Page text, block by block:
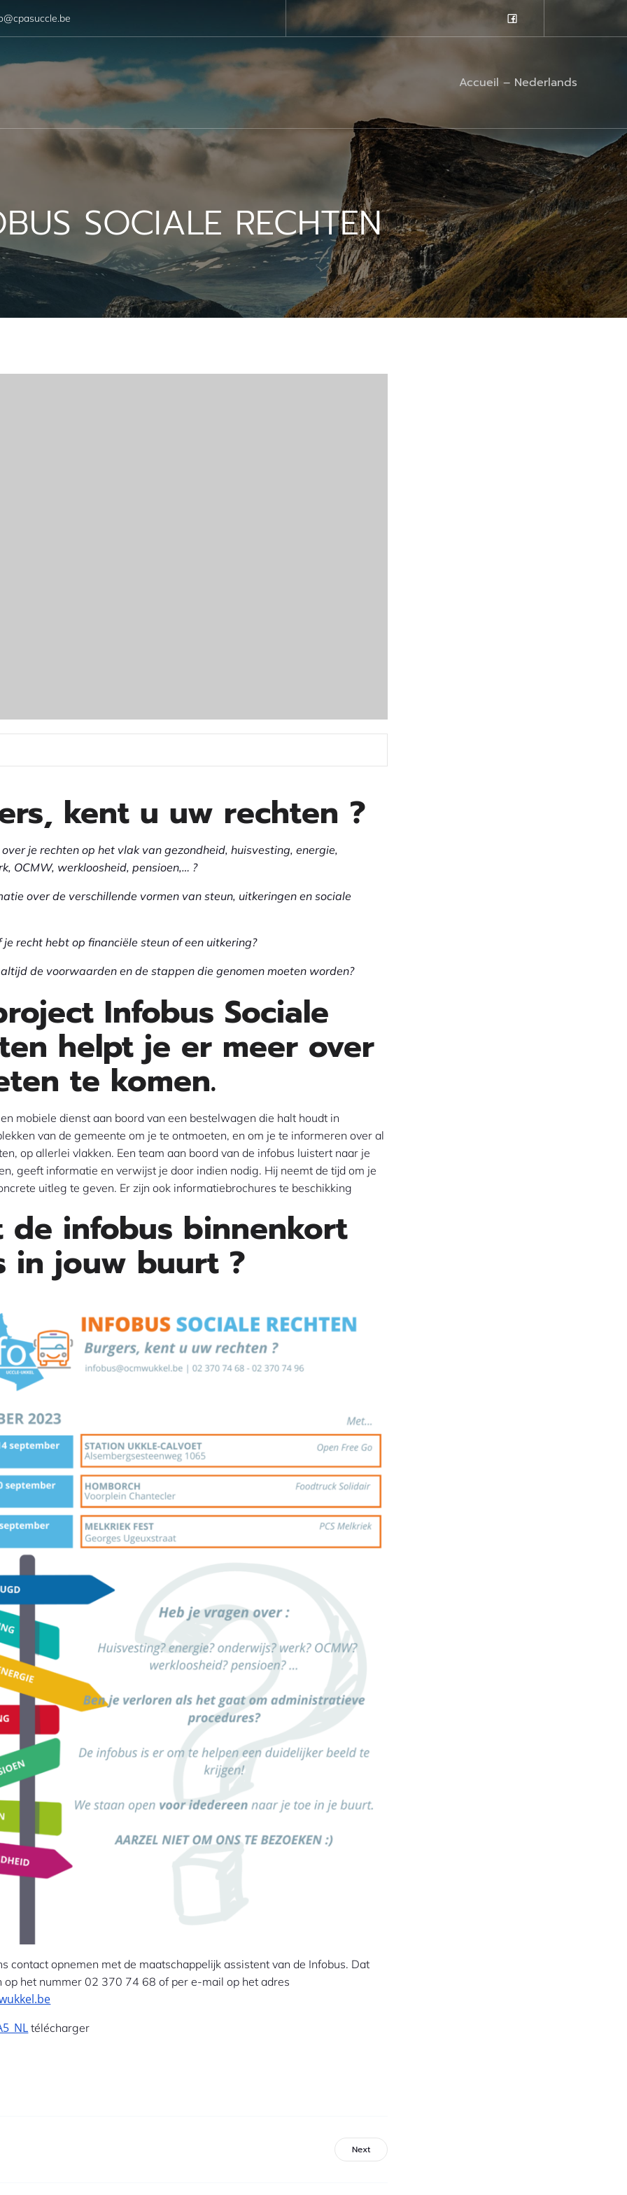
Accueil – Nederlands
SOCIALE RECHTEN
kent u uw rechten ?
je rechten op het vlak van gezondheid, huisvesting, energie,
OCMW, werkloosheid, pensioen,… ?
over de verschillende vormen van steun, uitkeringen en sociale
recht hebt op financiële steun of een uitkering?
de voorwaarden en de stappen die genomen moeten worden?
Infobus Sociale
helpt je er meer over
te komen.
mobiele dienst aan boord van een bestelwagen die halt houdt in
van de gemeente om je te ontmoeten, en om je te informeren over al
op allerlei vlakken. Een team aan boord van de infobus luistert naar je
geeft informatie en verwijst je door indien nodig. Hij neemt de tijd om je
uitleg te geven. Er zijn ook informatiebrochures te beschikking
de infobus binnenkort
in jouw buurt ?
contact opnemen met de maatschappelijk assistent van de Infobus. Dat
op het nummer 02 370 74 68 of per e-mail op het adres
télécharger
Next